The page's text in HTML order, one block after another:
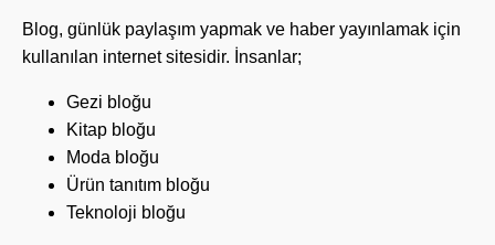
Blog, günlük paylaşım yapmak ve haber yayınlamak için
kullanılan internet sitesidir. İnsanlar;
Gezi bloğu
Kitap bloğu
Moda bloğu
Ürün tanıtım bloğu
Teknoloji bloğu